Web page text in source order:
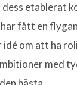
dess etablerat
fått en
om att ha
med